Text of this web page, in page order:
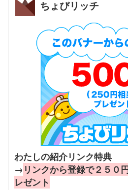
ちょびリッチ
わたしの紹介リンク特典
→ リンクから登録で２５０
レゼント